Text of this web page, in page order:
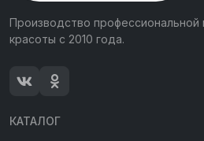
Производство
красоты с 2010 года.
КАТАЛОГ